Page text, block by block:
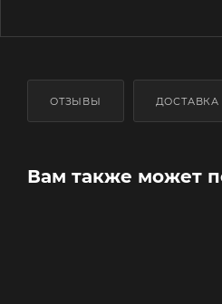
ОТЗЫВЫ ДОСТАВКА
Вам также может